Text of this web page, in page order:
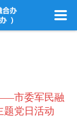
市委军民融
题党日活动